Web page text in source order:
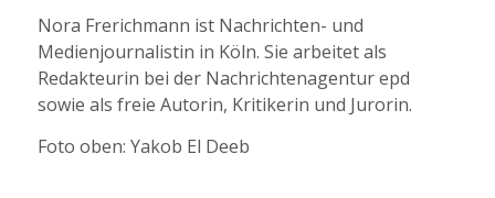
Nora Frerichmann ist Nachrichten- und
Medienjournalistin in Köln. Sie arbeitet als
Redakteurin bei der Nachrichtenagentur epd
sowie als freie Autorin, Kritikerin und Jurorin.
Foto oben: Yakob El Deeb